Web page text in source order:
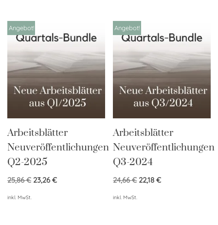
Angebot!
Arbeitsblätter
Neuveröffentlichungen
Q2-2025
25,86€ 23,26€
inkl. MwSt.
Angebot!
Arbeitsblätter
Neuveröffentlichungen
Q3-2024
24,66€ 22,18€
inkl. MwSt.